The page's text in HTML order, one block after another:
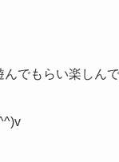
でもらい楽しん